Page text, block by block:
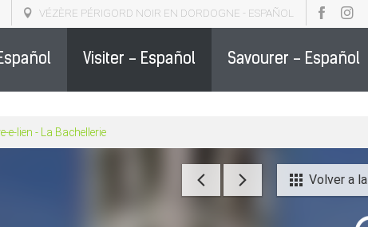
VÉZÈRE PÉRIGORD NOIR EN DORDOGNE - ESPAÑOL
Visiter - Español Savourer - Español
e-lien - La Bachellerie
Volver a